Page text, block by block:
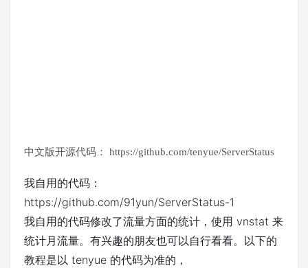
中文版开源代码： https://github.com/tenyue/ServerStatus
我自用的代码：
https://github.com/91yun/ServerStatus-1
我自用的代码修改了流量方面的统计，使用 vnstat 来
统计月流量。有兴趣的朋友也可以自行看看。以下的
教程是以 tenyue 的代码为准的，